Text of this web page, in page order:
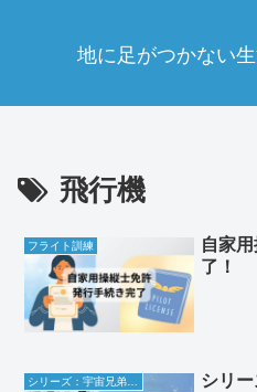
地に足がつかない
飛行機
フライト訓練
自家
了！
シリーズ：宇宙兄弟に学ぶ シリー